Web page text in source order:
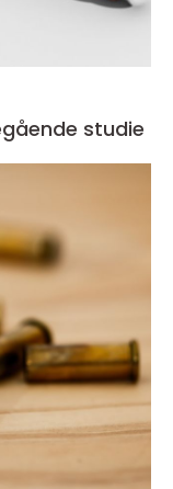
studie